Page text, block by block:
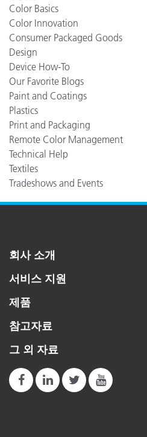
Color Basics
Color Innovation
Consumer Packaged Goods
Design
Device How-To
Our Favorite Blogs
Paint and Coatings
Plastics
Print and Packaging
Remote Color Management
Technical Help
Textiles
Tradeshows and Events
회사 소개
서비스 지원
제품
참고자료
그 외 자료